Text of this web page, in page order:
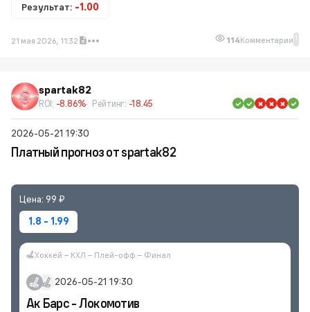
Результат: -1.00
21 мая 2026, 11:32 114Комментарии 1
spartak82
ROI: -8.86% Рейтинг: -18.45
2026-05-21 19:30
Платный прогноз от spartak82
Цена: 99 ₽
1.8 - 1.99
Хоккей – КХЛ – Плей-офф – Финал
2026-05-21 19:30
Ак Барс - Локомотив